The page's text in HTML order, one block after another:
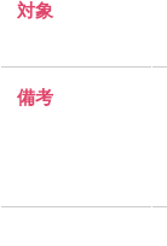
対象
備考